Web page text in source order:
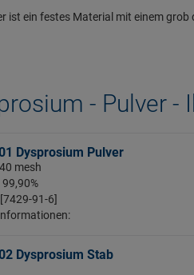
ist ein festes Material mit einem grob
- Pulver -
Dysprosium Pulver
mesh
91-6]
Dysprosium Stab